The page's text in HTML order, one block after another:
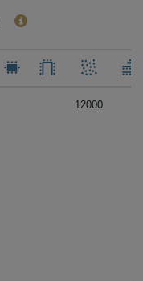
12000